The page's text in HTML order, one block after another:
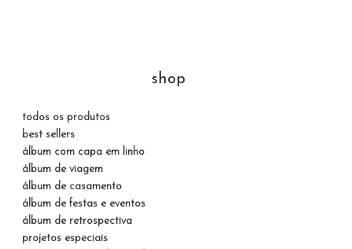
shop
todos os produtos
best sellers
álbum com capa em linho
álbum de viagem
álbum de casamento
álbum de festas e eventos
álbum de retrospectiva
projetos especiais